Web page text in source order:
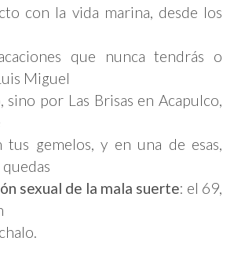
con la vida marina, desde los
que nunca tendrás o
Miguel
por Las Brisas en Acapulco,
gemelos, y en una de esas,
sexual de la mala suerte: el 69,